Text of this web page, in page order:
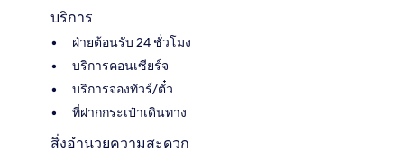
บริการ
ฝ่ายต้อนรับ 24 ชั่วโมง
บริการคอนเซียร์จ
บริการจองทัวร์/ตั๋ว
ที่ฝากกระเป๋าเดินทาง
สิ่งอำนวยความสะดวก